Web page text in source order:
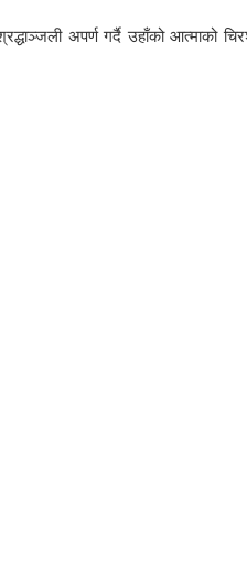
श्रद्धाञ्जली अपर्ण गर्दै उहाँको